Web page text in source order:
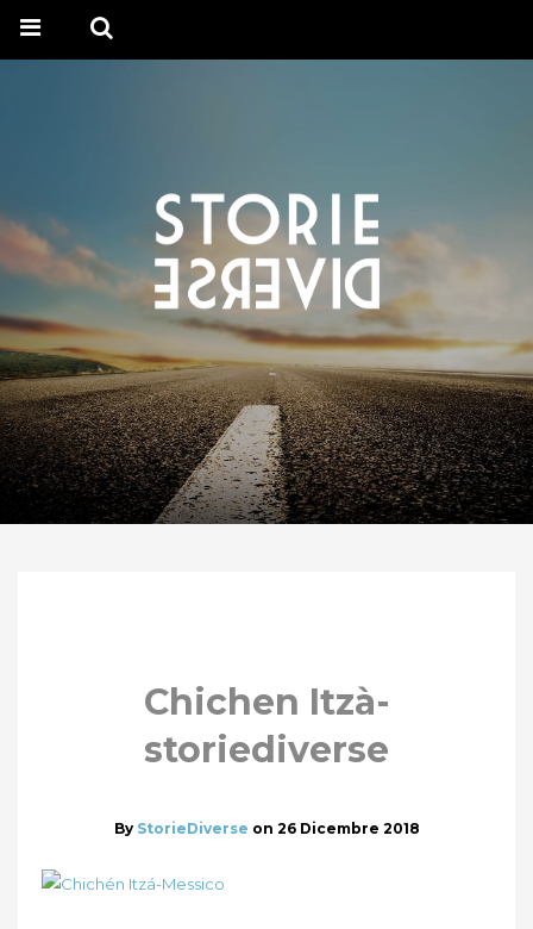
Chichen Itzà-
storiediverse
By StorieDiverse on 26 Dicembre 2018